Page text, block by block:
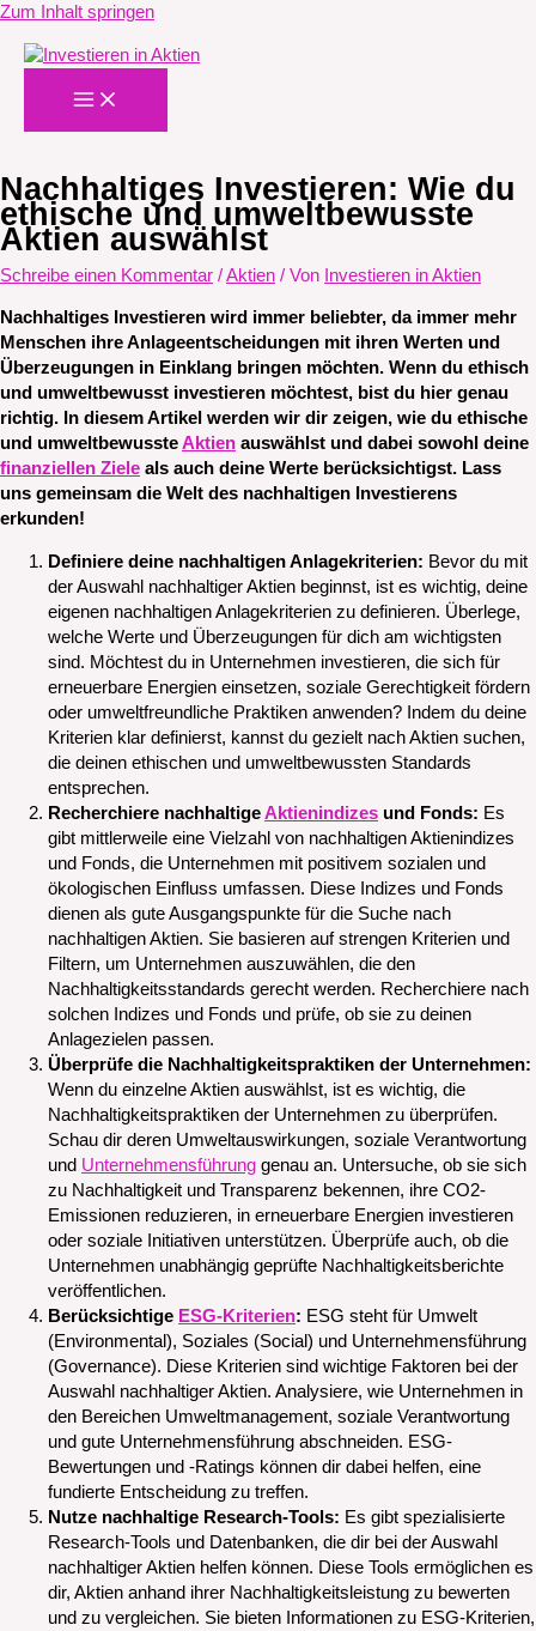
Zum Inhalt springen
Nachhaltiges Investieren: Wie du
ethische und umweltbewusste
Aktien auswählst
Schreibe einen Kommentar /Aktien / Von Investieren in Aktien
Nachhaltiges Investieren wird immer beliebter, da immer mehr
Menschen ihre Anlageentscheidungen mit ihren Werten und
Überzeugungen in Einklang bringen möchten. Wenn du ethisch
und umweltbewusst investieren möchtest, bist du hier genau
richtig. In diesem Artikel werden wir dir zeigen, wie du ethische
und umweltbewussteAktien auswählst und dabei sowohl deine
finanziellen Ziele als auch deine Werte berücksichtigst. Lass
uns gemeinsam die Welt des nachhaltigen Investierens
erkunden!
Definiere deine nachhaltigen Anlagekriterien: Bevor du mit
der Auswahl nachhaltiger Aktien beginnst, ist es wichtig, deine
eigenen nachhaltigen Anlagekriterien zu definieren. Überlege,
welche Werte und Überzeugungen für dich am wichtigsten
sind. Möchtest du in Unternehmen investieren, die sich für
erneuerbare Energien einsetzen, soziale Gerechtigkeit fördern
oder umweltfreundliche Praktiken anwenden? Indem du deine
Kriterien klar definierst, kannst du gezielt nach Aktien suchen,
die deinen ethischen und umweltbewussten Standards
entsprechen.
Recherchiere nachhaltigeAktienindizes und Fonds: Es
gibt mittlerweile eine Vielzahl von nachhaltigen Aktienindizes
und Fonds, die Unternehmen mit positivem sozialen und
ökologischen Einfluss umfassen. Diese Indizes und Fonds
dienen als gute Ausgangspunkte für die Suche nach
nachhaltigen Aktien. Sie basieren auf strengen Kriterien und
Filtern, um Unternehmen auszuwählen, die den
Nachhaltigkeitsstandards gerecht werden. Recherchiere nach
solchen Indizes und Fonds und prüfe, ob sie zu deinen
Anlagezielen passen.
Überprüfe die Nachhaltigkeitspraktiken der Unternehmen:
Wenn du einzelne Aktien auswählst, ist es wichtig, die
Nachhaltigkeitspraktiken der Unternehmen zu überprüfen.
Schau dir deren Umweltauswirkungen, soziale Verantwortung
und Unternehmensführung genau an. Untersuche, ob sie sich
zu Nachhaltigkeit und Transparenz bekennen, ihre CO2-
Emissionen reduzieren, in erneuerbare Energien investieren
oder soziale Initiativen unterstützen. Überprüfe auch, ob die
Unternehmen unabhängig geprüfte Nachhaltigkeitsberichte
veröffentlichen.
Berücksichtige ESG-Kriterien: ESG steht für Umwelt
(Environmental), Soziales (Social) und Unternehmensführung
(Governance). Diese Kriterien sind wichtige Faktoren bei der
Auswahl nachhaltiger Aktien. Analysiere, wie Unternehmen in
den Bereichen Umweltmanagement, soziale Verantwortung
und gute Unternehmensführung abschneiden. ESG-
Bewertungen und -Ratings können dir dabei helfen, eine
fundierte Entscheidung zu treffen.
Nutze nachhaltige Research-Tools: Es gibt spezialisierte
Research-Tools und Datenbanken, die dir bei der Auswahl
nachhaltiger Aktien helfen können. Diese Tools ermöglichen es
dir, Aktien anhand ihrer Nachhaltigkeitsleistung zu bewerten
und zu vergleichen. Sie bieten Informationen zu ESG-Kriterien,